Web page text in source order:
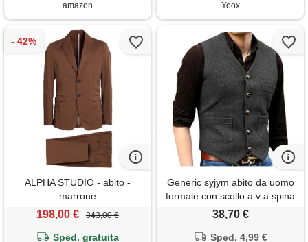
amazon
Yoox
ALPHA STUDIO - abito -
marrone
198,00 € 343,00 €
Sped. gratuita
Generic syjym abito da uomo
formale con scollo a v a spina
di pesce in tweed gilet casual
sposo per matrimonio
38,70 €
Sped. 4,99 €